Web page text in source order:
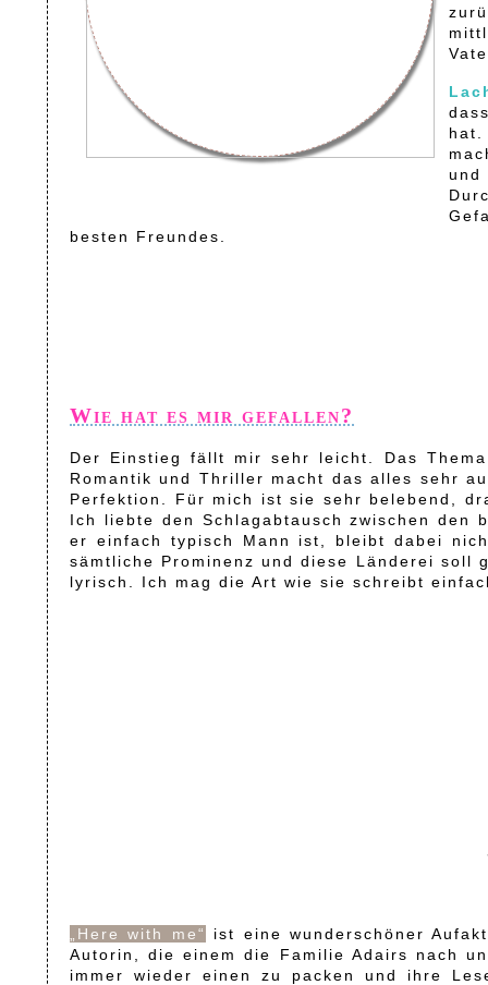
hat.
und
besten Freundes.
Wie hat es mir gefallen?
Der Einstieg fällt mir sehr leicht. Das
Romantik und Thriller macht das alles sehr
Perfektion. Für mich ist sie sehr belebend,
Ich liebte den Schlagabtausch zwischen den
er einfach typisch Mann ist, bleibt dabei
sämtliche Prominenz und diese Länderei
lyrisch. Ich mag die Art wie sie schreibt
„Here with me“
ist eine wunderschöner
Autorin, die einem die Familie Adairs nach
immer wieder einen zu packen und ihre